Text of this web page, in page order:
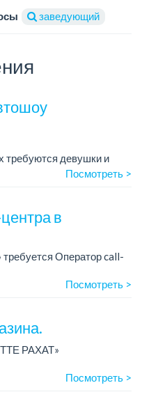
заведующий
требуются девушки и
перекупы.
Посмотреть >
в
Оператор call-
в месяц.
плавающие выходные.
Посмотреть >
РАХАТ»
Посмотреть >